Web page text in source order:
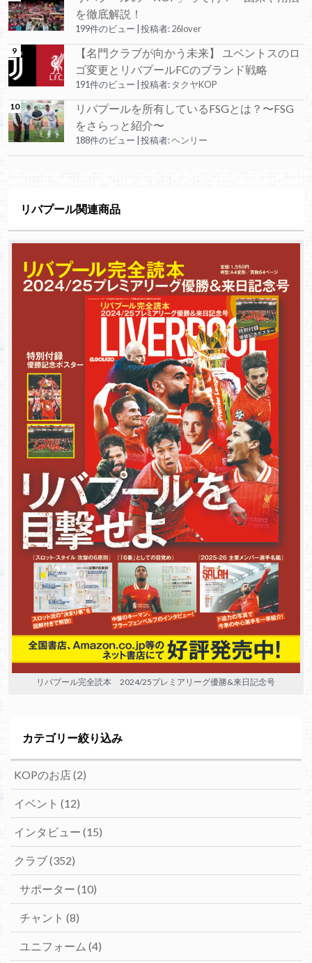
を徹底解説！
199件のビュー |投稿者:26lover
【名門クラブが向かう未来】 ユベントスのロ
ゴ変更とリバプールFCのブランド戦略
191件のビュー |投稿者: タクヤKOP
リバプールを所有しているFSGとは？〜FSG
をさらっと紹介〜
188件のビュー |投稿者:ヘンリー
リバプール関連商品
リバプール完全読本 2024/25プレミアリーグ優勝&来日記念号
カテゴリー絞り込み
KOPのお店(2)
イベント (12)
インタビュー (15)
クラブ(352)
サポーター (10)
チャント (8)
ユニフォーム (4)